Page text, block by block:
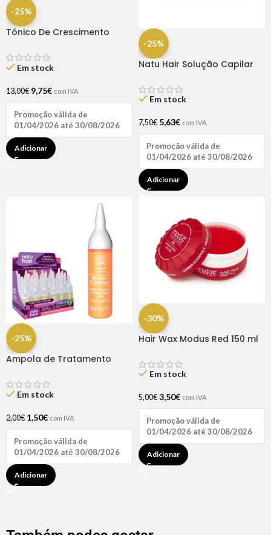
-25%
Tónico De Crescimento
Em stock
13,00€ 9,75€ com IVA
Promoção válida de
01/04/2026 até 30/08/2026
Adicionar
-25%
Natu Hair Solução Capilar
Em stock
7,50€ 5,63€ com IVA
Promoção válida de
01/04/2026 até 30/08/2026
Adicionar
-25%
Ampola de Tratamento
Hair (1 UNIDADE)
Em stock
2,00€ 1,50€ com IVA
Promoção válida de
01/04/2026 até 30/08/2026
Adicionar
-30%
Hair Wax Modus Red 150 ml
Em stock
5,00€ 3,50€ com IVA
Promoção válida de
01/04/2026 até 30/08/2026
Adicionar